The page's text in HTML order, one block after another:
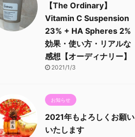
【The Ordinary】
Vitamin C Suspension
23% + HA Spheres 2%
効果・使い方・リアルな
感想【オーディナリー】
2021/1/3
お知らせ
2021年もよろしくお願い
いたします